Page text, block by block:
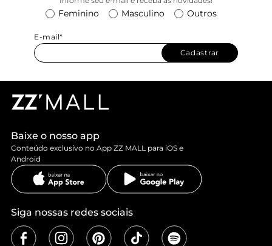
Feminino Masculino Outros
E-mail*
Cadastrar
Baixe o nosso app
Conteúdo exclusivo no App ZZ MALL para iOS e
Android
Siga nossas redes sociais